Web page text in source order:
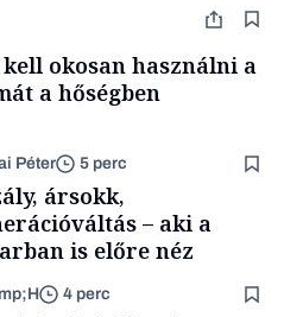
okosan használni a
a hőségben
Péter 5 perc
ársokk,
– aki a
is előre néz
4 perc